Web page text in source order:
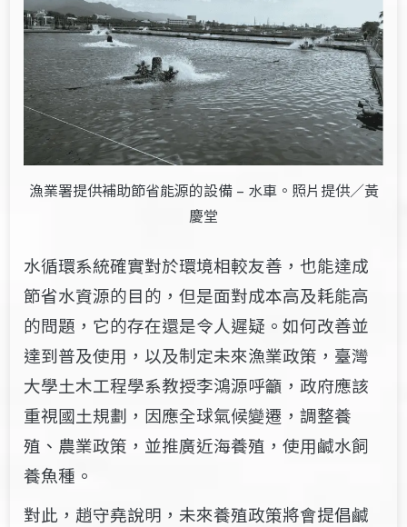
漁業署提供補助節省能源的設備 – 水車。照片提供／黃
慶堂
水循環系統確實對於環境相較友善，也能達成
節省水資源的目的，但是面對成本高及耗能高
的問題，它的存在還是令人遲疑。如何改善並
達到普及使用，以及制定未來漁業政策，臺灣
大學土木工程學系教授李鴻源呼籲，政府應該
重視國土規劃，因應全球氣候變遷，調整養
殖、農業政策，並推廣近海養殖，使用鹹水飼
養魚種。
對此，趙守堯說明，未來養殖政策將會提倡鹹